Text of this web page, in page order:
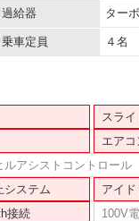
過給器 ターボ
乗車定員 ４名
スラ
エアコ
ルアシストコントロール
システム アイ
接続 100V